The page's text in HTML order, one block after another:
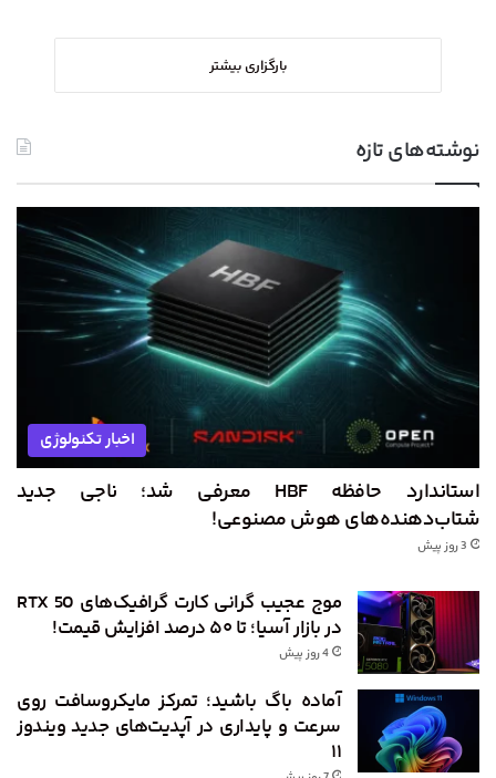
بارگزاری بیشتر
نوشته‌های تازه
اخبار تکنولوژی
استاندارد حافظه HBF معرفی شد؛ ناجی جدید
شتاب‌دهنده‌های هوش مصنوعی!
3 روز پیش
موج عجیب گرانی کارت گرافیک‌های RTX 50
در بازار آسیا؛ تا ۵۰ درصد افزایش قیمت!
4 روز پیش
آماده باگ باشید؛ تمرکز مایکروسافت روی
سرعت و پایداری در آپدیت‌های جدید ویندوز
۱۱